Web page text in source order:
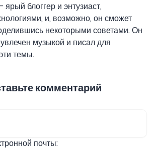
блоггер и энтузиаст,
и, возможно, он сможет
некоторыми советами. Он
музыкой и писал для
темы.
комментарий
почты: